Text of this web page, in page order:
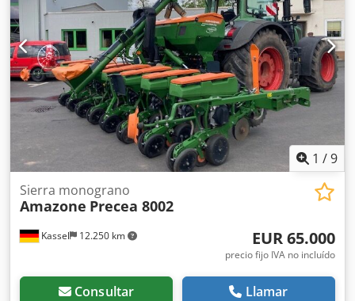
1 /9
Kassel 12.250 km
Sierra monograno
Amazone Precea 8002
EUR 65.000
precio fijo IVA no incluído
Consultar Llamar